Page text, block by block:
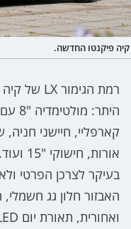
קיה פיקנטו החדשה.
בעיקר לצרכן הפרטי